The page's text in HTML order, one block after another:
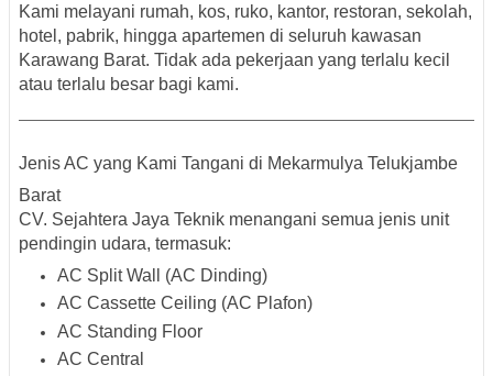
Kami melayani rumah, kos, ruko, kantor, restoran, sekolah,
hotel, pabrik, hingga apartemen di seluruh kawasan
Karawang Barat. Tidak ada pekerjaan yang terlalu kecil
atau terlalu besar bagi kami.
Jenis AC yang Kami Tangani di Mekarmulya Telukjambe
Barat
CV. Sejahtera Jaya Teknik menangani semua jenis unit
pendingin udara, termasuk:
AC Split Wall (AC Dinding)
AC Cassette Ceiling (AC Plafon)
AC Standing Floor
AC Central